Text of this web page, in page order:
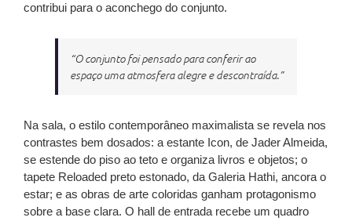
contribui para o aconchego do conjunto.
“O conjunto foi pensado para conferir ao
espaço uma atmosfera alegre e descontraída.”
Na sala, o estilo contemporâneo maximalista se revela nos
contrastes bem dosados: a estante Icon, de Jader Almeida,
se estende do piso ao teto e organiza livros e objetos; o
tapete Reloaded preto estonado, da Galeria Hathi, ancora o
estar; e as obras de arte coloridas ganham protagonismo
sobre a base clara. O hall de entrada recebe um quadro